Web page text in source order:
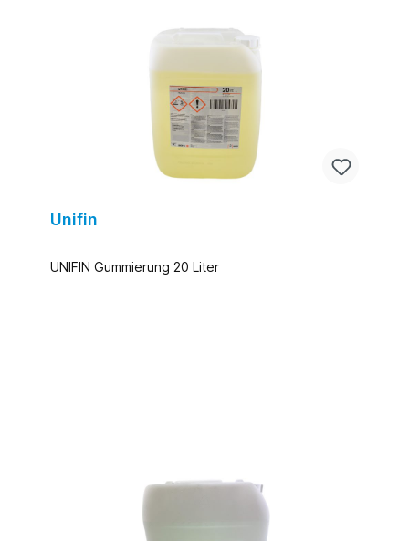
Unifin
UNIFIN Gummierung 20 Liter